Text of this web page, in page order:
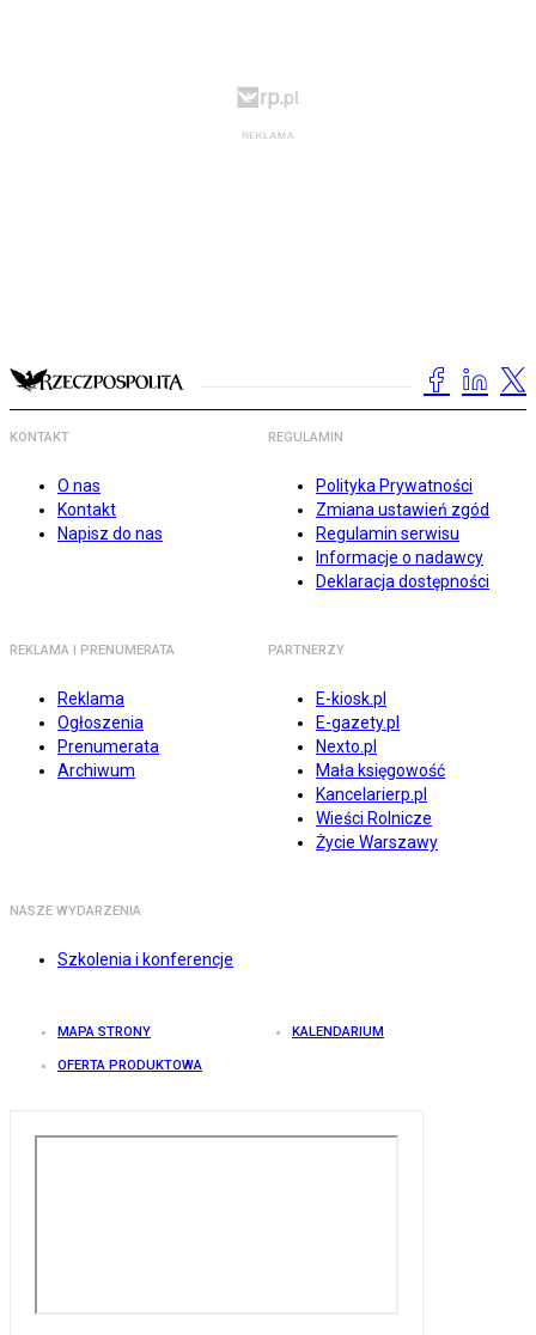
KONTAKT
O nas
Kontakt
Napisz do nas
REGULAMIN
Polityka Prywatności
Zmiana ustawień zgód
Regulamin serwisu
Informacje o nadawcy
Deklaracja dostępności
REKLAMA I PRENUMERATA
Reklama
Ogłoszenia
Prenumerata
Archiwum
PARTNERZY
E-kiosk.pl
E-gazety.pl
Nexto.pl
Mała księgowość
Kancelarierp.pl
Wieści Rolnicze
Życie Warszawy
NASZE WYDARZENIA
Szkolenia i konferencje
MAPA STRONY KALENDARIUM
OFERTA PRODUKTOWA